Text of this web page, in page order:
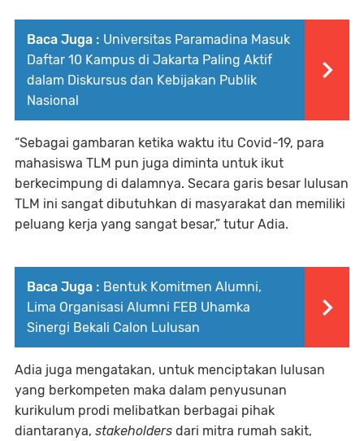
Baca Juga : Universitas Paramadina Masuk
Daftar 10 Kampus di Jakarta Paling Aktif
dalam Diskursus dan Kebijakan Publik
Nasional
“Sebagai gambaran ketika waktu itu Covid-19, para
mahasiswa TLM pun juga diminta untuk ikut
berkecimpung di dalamnya. Secara garis besar lulusan
TLM ini sangat dibutuhkan di masyarakat dan memiliki
peluang kerja yang sangat besar,” tutur Adia.
Baca Juga : Bentuk Komitmen Alumni,
Lima Organisasi Alumni FEB Uhamka
Sinergi Bekali Calon Lulusan
Adia juga mengatakan, untuk menciptakan lulusan
yang berkompeten maka dalam penyusunan
kurikulum prodi melibatkan berbagai pihak
diantaranya, stakeholders dari mitra rumah sakit,